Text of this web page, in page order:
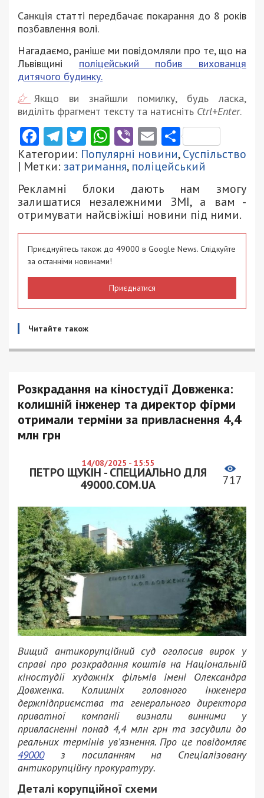
Санкція статті передбачає покарання до 8 років
позбавлення волі.
Нагадаємо, раніше ми повідомляли про те, що на
Львівщині поліцейський побив вихованця
дитячого будинку.
Якщо ви знайшли помилку, будь ласка,
виділіть фрагмент тексту та натисніть Ctrl+Enter.
Facebook
Telegram
Twitter
WhatsApp
ViberEmail
Категории: Популярні новини,Суспільство
| Метки: затримання, поліцейський
Рекламні блоки дають нам змогу
залишатися незалежними ЗМІ, а вам -
отримувати найсвіжіші новини під ними.
Приєднуйтесь також до 49000 в Google News. Слідкуйте
за останніми новинами!
Приєднатися
Читайте також
Розкрадання на кіностудії Довженка:
колишній інженер та директор фірми
отримали терміни за привласнення 4,4
млн грн
14/08/2025 - 15:55
ПЕТРО ЩУКІН - СПЕЦИАЛЬНО ДЛЯ
49000.COM.UA
717
Вищий антикорупційний суд оголосив вирок у
справі про розкрадання коштів на Національній
кіностудії художніх фільмів імені Олександра
Довженка. Колишніх головного інженера
держпідприємства та генерального директора
приватної компанії визнали винними у
привласненні понад 4,4 млн грн та засудили до
реальних термінів ув’язнення. Про це повідомляє
49000з посиланням на Спеціалізовану
антикорупційну прокуратуру.
Деталі корупційної схеми